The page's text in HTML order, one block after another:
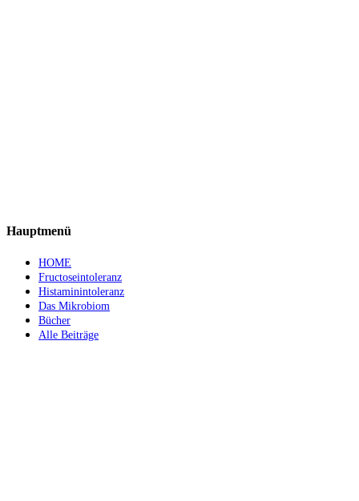
Hauptmenü
HOME
Fructoseintoleranz
Histaminintoleranz
Das Mikrobiom
Bücher
Alle Beiträge